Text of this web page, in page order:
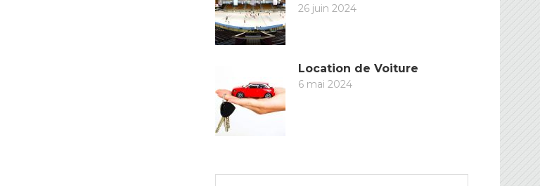
26 juin 2024
Location de Voiture
6 mai 2024